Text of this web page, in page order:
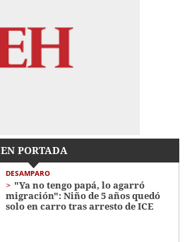
EN PORTADA
DESAMPARO
"Ya no tengo papá, lo agarró
migración": Niño de 5 años quedó
solo en carro tras arresto de ICE